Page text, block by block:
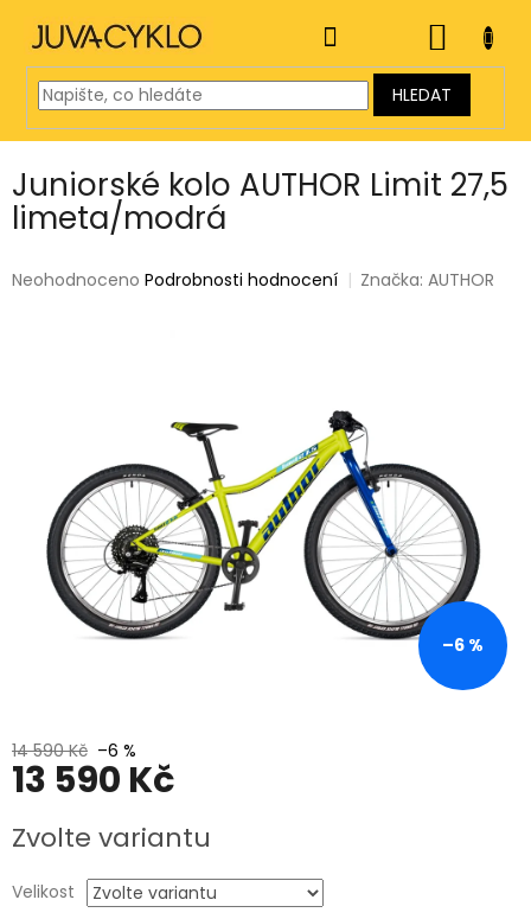
obsah
HLEDAT
KOŠÍK
Juniorské kolo AUTHOR Limit 27,5
limeta/modrá
Průměrné
Neohodnoceno Podrobnosti hodnocení Značka:AUTHOR
–6 %
14 590 Kč –6 %
13 590 Kč
cena:
Zvolte variantu
Velikost